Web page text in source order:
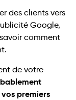
des clients vers
Google,
comment
de votre
premiers